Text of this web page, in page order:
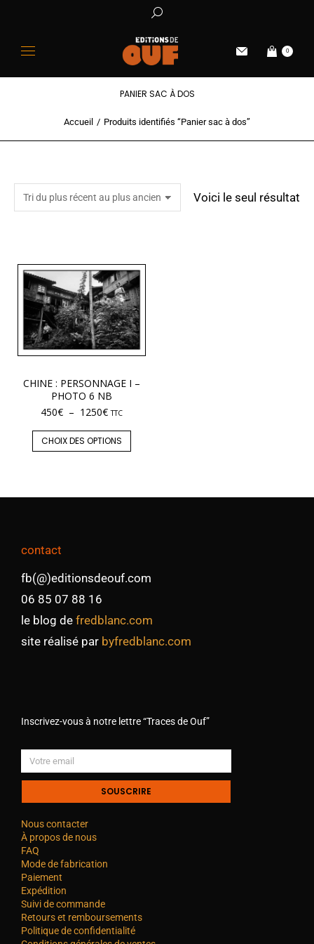
0
PANIER SAC À DOS
Vous êtes ici :
Accueil Produits identifiés “Panier sac à dos”
Voici le seul résultat
CHINE : PERSONNAGE I –
PHOTO 6 NB
450€ – 1250€ TTC
CHOIX DES OPTIONS
contact
fb(@)editionsdeouf.com
06 85 07 88 16
le blog de fredblanc.com
site réalisé par byfredblanc.com
Inscrivez-vous à notre lettre “Traces de Ouf”
SOUSCRIRE
Nous contacter
À propos de nous
FAQ
Mode de fabrication
Paiement
Expédition
Suivi de commande
Retours et remboursements
Politique de confidentialité